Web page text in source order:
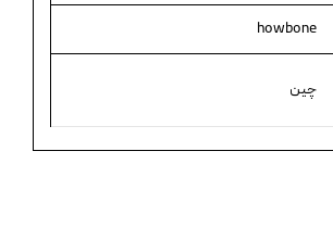
howbone
چین